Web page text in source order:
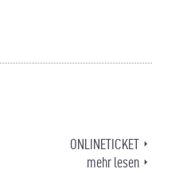
ONLINETICKET
mehr lesen